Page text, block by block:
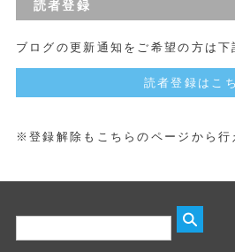
読者登録
ブログの更新通知をご希望の方は下
読者登録はこ
※登録解除もこちらのページから行